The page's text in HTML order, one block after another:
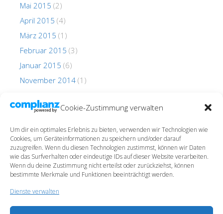
Cookie-Zustimmung verwalten
Um dir ein optimales Erlebnis zu bieten, verwenden wir Technologien wie
Cookies, um Geräteinformationen zu speichern und/oder darauf
zuzugreifen. Wenn du diesen Technologien zustimmst, können wir Daten
wie das Surfverhalten oder eindeutige IDs auf dieser Website verarbeiten.
Wenn du deine Zustimmung nicht erteilst oder zurückziehst, können
bestimmte Merkmale und Funktionen beeinträchtigt werden.
Dienste verwalten
Mai 2015 (2)
April 2015 (4)
März 2015 (1)
Februar 2015 (3)
Januar 2015 (6)
November 2014 (1)
Impressum
Cookie-Richtlinie (EU)